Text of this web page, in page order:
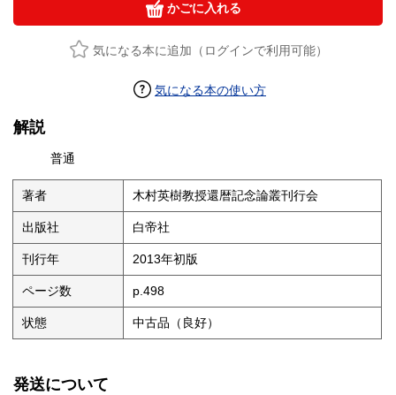
かごに入れる
気になる本に追加（ログインで利用可能）
気になる本の使い方
解説
普通
著者 木村英樹教授還暦記念論叢刊行会
出版社 白帝社
刊行年 2013年初版
ページ数 p.498
状態 中古品（良好）
発送について